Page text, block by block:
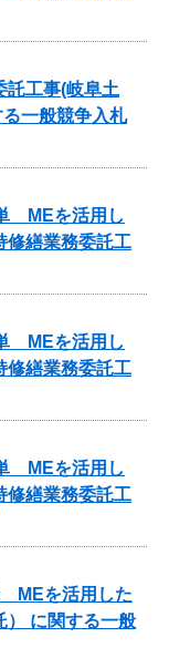
工事(岐阜土
一般競争入札
MEを活用し
修繕業務委託工
MEを活用し
修繕業務委託工
MEを活用し
修繕業務委託工
MEを活用した
） に関する一般